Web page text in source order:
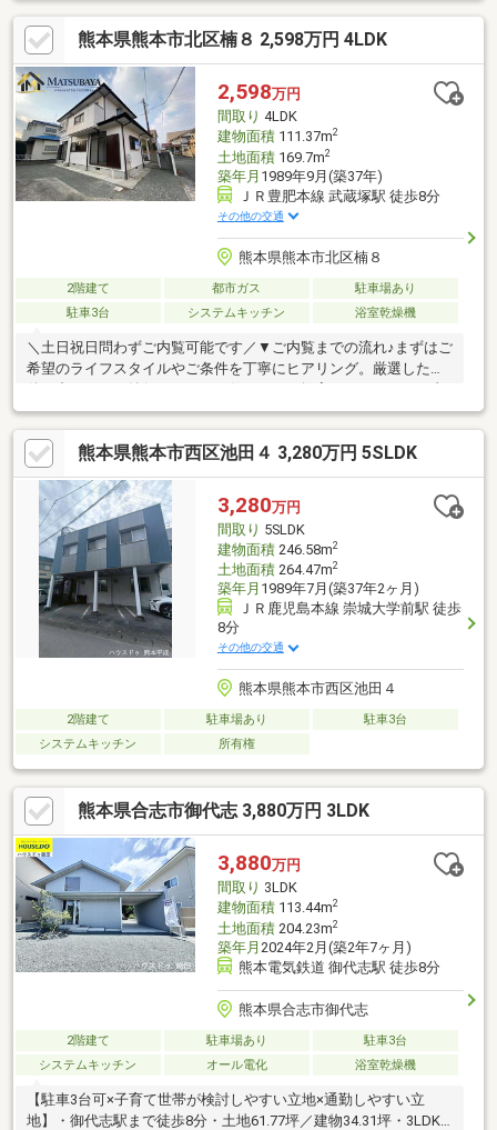
たします！【住宅ローン相談会実施中】「まだ２０代で、住宅ロ
ーンが不安、、、」「借り入れがあるけど大丈夫？」「金利が上
がっているみたいだけど、大丈夫？」「住宅購入にはどのような
費用がかかる？」疑問点、ご不安なこと、ご相談ください！住宅
のプロが、お役様に寄り添ったご提案をいたします！
熊本県熊本市北区楠８ 2,598万円 4LDK
2,598万円
間取り 4LDK
建物面積111.37m2
土地面積169.7m2
築年月 1989年9月(築37年)
ＪＲ豊肥本線 武蔵塚駅 徒歩8分
その他の交通
熊本県熊本市北区楠８
2階建て 都市ガス
駐車場あり
駐車3台
システムキッチン 浴室乾燥機
＼土日祝日問わずご内覧可能です／▼ご内覧までの流れ♪まずはご
希望のライフスタイルやご条件を丁寧にヒアリング。厳選した物
覧のスケジュールも、お客様のご都合に合わせて柔軟に調整いた
します。▼資金計画・住宅ローンもワンストップでサポート♪「年
収・資産に応じた最適な借入額を知りたい」「転職後でもローン
は組めるか」などのお悩みに経験豊富な担当者が丁寧にご対応。
安心して次のステージへ進めるよう、的確なアドバイスを行いま
す。自社HPでは、公開以外の物件もご紹介しております。TEL：
096-206-1230
熊本県熊本市西区池田４ 3,280万円 5SLDK
3,280万円
間取り 5SLDK
建物面積246.58m2
土地面積264.47m2
築年月 1989年7月(築37年2ヶ月)
ＪＲ鹿児島本線 崇城大学前駅 徒歩
8分
その他の交通
熊本県熊本市西区池田４
2階建て 駐車場あり
駐車3台
システムキッチン
所有権
熊本県合志市御代志 3,880万円 3LDK
3,880万円
間取り 3LDK
建物面積113.44m2
土地面積204.23m2
築年月 2024年2月(築2年7ヶ月)
熊本電気鉄道 御代志駅 徒歩8分
熊本県合志市御代志
2階建て 駐車場あり
駐車3台
システムキッチン
オール電化 浴室乾燥機
【駐車3台可×子育て世帯が検討しやすい立地×通勤しやすい立
地】・御代志駅まで徒歩8分・土地61.77坪／建物34.31坪・3LDK